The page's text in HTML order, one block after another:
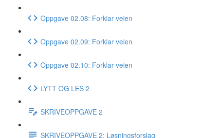
Oppgave 02.08: Forklar veien
Oppgave 02.09: Forklar veien
Oppgave 02.10: Forklar veien
LYTT OG LES 2
SKRIVEOPPGAVE 2
SKRIVEOPPGAVE 2: Løsningsforslag